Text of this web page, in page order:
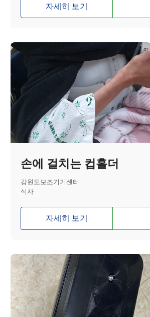
자세히 보기
손에 걸치는 컵홀더
강원도보조기기센터
식사
자세히 보기